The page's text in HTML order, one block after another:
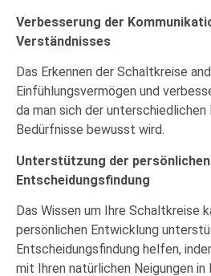
Verbesserung der
Verständnisses
Das Erkennen der Schaltkreise
Einfühlungsvermögen und
da man sich der unterschiedlichen
Bedürfnisse bewusst wird.
Unterstützung der
Entscheidungsfindung
Das Wissen um Ihre Schaltkreise
persönlichen Entwicklung
Entscheidungsfindung helfen,
mit Ihren natürlichen Neigungen in